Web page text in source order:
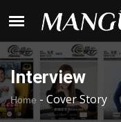
Interview
Home - Cover Story